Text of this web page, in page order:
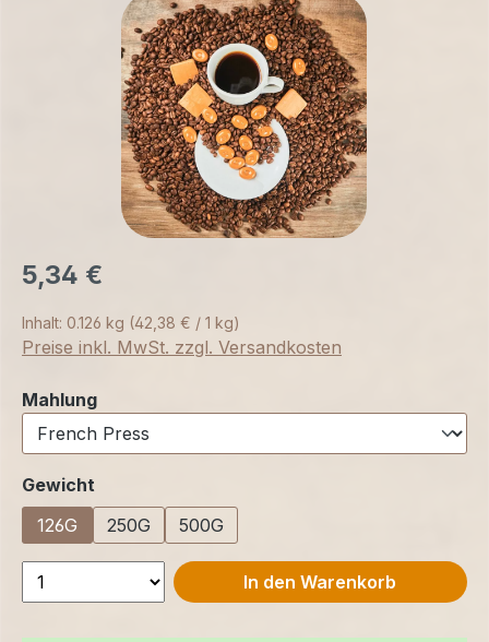
5,34 €
Inhalt: 0.126 kg (42,38 € / 1 kg)
Preise inkl. MwSt. zzgl. Versandkosten
Mahlungauswählen
Gewicht
126G
250G 500G
In den Warenkorb